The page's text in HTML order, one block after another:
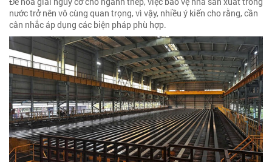
nước trở nên vô cùng quan trọng, vì vậy, nhiều ý kiến cho rằng, cần
cân nhắc áp dụng các biện pháp phù hợp.